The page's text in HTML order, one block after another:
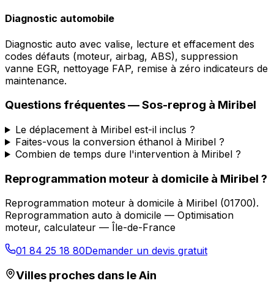
Diagnostic automobile
Diagnostic auto avec valise, lecture et effacement des
codes défauts (moteur, airbag, ABS), suppression
vanne EGR, nettoyage FAP, remise à zéro indicateurs de
maintenance.
Questions fréquentes —Sos-reprog à Miribel
Le déplacement à Miribel est-il inclus ?
Faites-vous la conversion éthanol à Miribel ?
Combien de temps dure l'intervention à Miribel ?
Reprogrammation moteur à domicile à Miribel ?
Reprogrammation moteur à domicile à Miribel (01700).
Reprogrammation auto à domicile — Optimisation
moteur, calculateur — Île-de-France
01 84 25 18 80Demander un devis gratuit
Villes proches dans leAin